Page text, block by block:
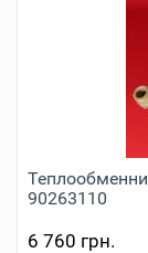
90263110
6 760 грн.